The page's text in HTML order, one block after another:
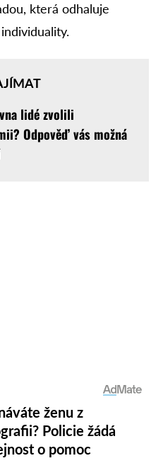
která odhaluje
lidé zvolili
Odpověď vás možná